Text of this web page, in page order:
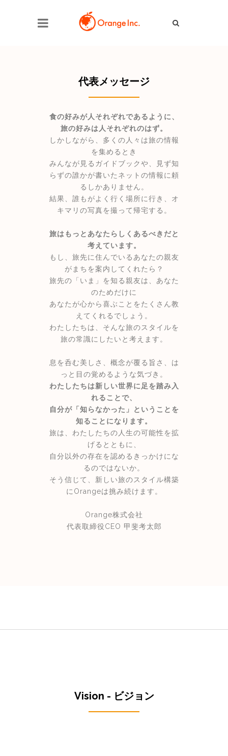
代表メッセージ
食の好みが人それぞれであるように、
旅の好みは人それぞれのはず。
しかしながら、多くの人々は旅の情報
を集めるとき
みんなが見るガイドブックや、見ず知
らずの誰かが書いたネットの情報に頼
るしかありません。
結果、誰もがよく行く場所に行き、オ
キマリの写真を撮って帰宅する。
旅はもっとあなたらしくあるべきだと
考えています。
もし、旅先に住んでいるあなたの親友
がまちを案内してくれたら？
旅先の「いま」を知る親友は、あなた
のためだけに
あなたが心から喜ぶことをたくさん教
えてくれるでしょう。
わたしたちは、そんな旅のスタイルを
旅の常識にしたいと考えます。
息を呑む美しさ、概念が覆る旨さ、は
っと目の覚めるような気づき。
わたしたちは新しい世界に足を踏み入
れることで、
自分が「知らなかった」ということを
知ることになります。
旅は、わたしたちの人生の可能性を拡
げるとともに、
自分以外の存在を認めるきっかけにな
るのではないか。
そう信じて、新しい旅のスタイル構築
にOrangeは挑み続けます。
Orange株式会社
代表取締役CEO 甲斐考太郎
Vision - ビジョン